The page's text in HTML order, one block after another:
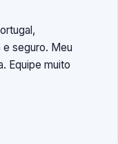
e seguro. Meu
Equipe muito